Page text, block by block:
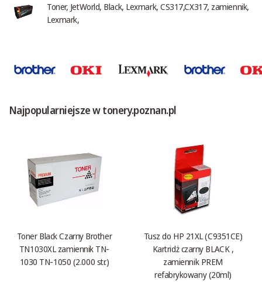
Toner, JetWorld, Black, Lexmark, CS317,CX317, zamiennik,
Lexmark,
Najpopularniejsze w tonery.poznan.pl
Toner Black Czarny Brother
TN1030XL zamiennik TN-
1030 TN-1050 (2.000 str.)
Tusz do HP 21XL (C9351CE)
Kartridż czarny BLACK ,
zamiennik PREM
refabrykowany (20ml)